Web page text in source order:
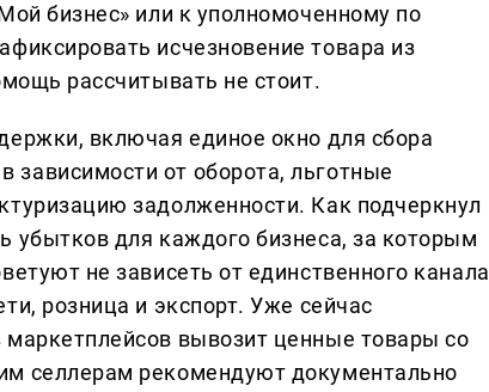
бизнес» или к уполномоченному по
исчезновение товара из
рассчитывать не стоит.
включая единое окно для сбора
от оборота, льготные
задолженности. Как подчеркнул
убытков для каждого бизнеса, за которым
не зависеть от единственного канала
розница и экспорт. Уже сейчас
вывозит ценные товары со
селлерам рекомендуют документально